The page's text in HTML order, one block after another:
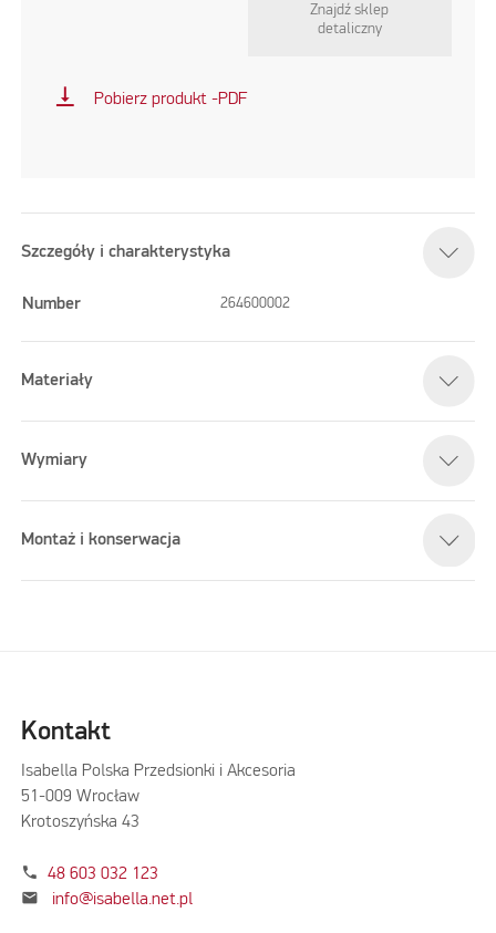
Znajdź sklep
detaliczny
vertical_align_bottom Pobierz produkt -PDF
Szczegóły i charakterystyka
Number 264600002
Materiały
Wymiary
Montaż i konserwacja
Kontakt
Isabella Polska Przedsionki i Akcesoria
51-009 Wrocław
Krotoszyńska 43
phone 48 603 032 123
mail info@isabella.net.pl